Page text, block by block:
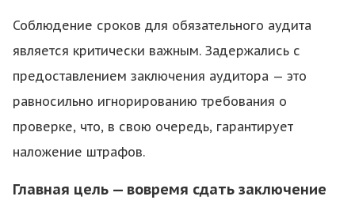
Соблюдение сроков для обязательного аудита
является критически важным. Задержались с
предоставлением заключения аудитора — это
равносильно игнорированию требования о
проверке, что, в свою очередь, гарантирует
наложение штрафов.
Главная цель — вовремя сдать заключение